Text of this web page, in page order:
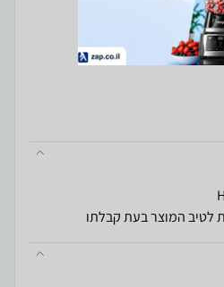
לטיב המוצר בעת קבלתו